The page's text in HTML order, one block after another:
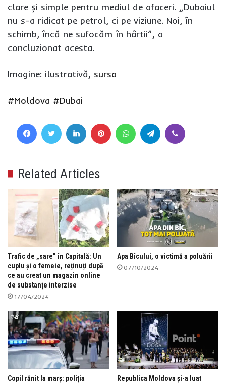
clare și simple pentru mediul de afaceri. „Dubaiul
nu s-a ridicat pe petrol, ci pe viziune. Noi, în
schimb, încă ne sufocăm în hârtii”, a
concluzionat acesta.
Imagine: ilustrativă, sursa
#Moldova #Dubai
FacebookTwitter LinkedIn Pinterest WhatsAppTelegram
Related Articles
Trafic de „sare” în Capitală: Un
cuplu și o femeie, reținuți după
ce au creat un magazin online
de substanțe interzise
17/04/2024
Apa Bîcului, o victimă a poluării
07/10/2024
Copil rănit la marș: poliția
Republica Moldova și-a luat